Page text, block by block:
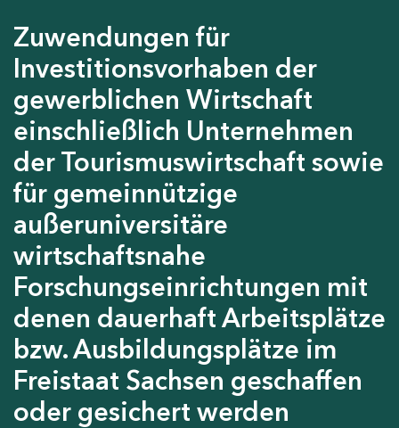
Zuwendungen für
Investitionsvorhaben der
gewerblichen Wirtschaft
einschließlich Unternehmen
der Tourismuswirtschaft sowie
für gemeinnützige
außeruniversitäre
wirtschaftsnahe
Forschungseinrichtungen mit
denen dauerhaft Arbeitsplätze
bzw. Ausbildungsplätze im
Freistaat Sachsen geschaffen
oder gesichert werden